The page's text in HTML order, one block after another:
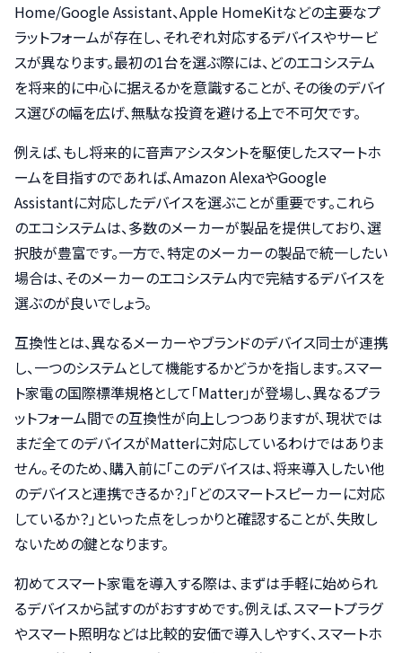
Home/Google Assistant、Apple HomeKitなどの主要なプ
ラットフォームが存在し、それぞれ対応するデバイスやサービ
スが異なります。最初の1台を選ぶ際には、どのエコシステム
を将来的に中心に据えるかを意識することが、その後のデバイ
ス選びの幅を広げ、無駄な投資を避ける上で不可欠です。
例えば、もし将来的に音声アシスタントを駆使したスマートホ
ームを目指すのであれば、Amazon AlexaやGoogle
Assistantに対応したデバイスを選ぶことが重要です。これら
のエコシステムは、多数のメーカーが製品を提供しており、選
択肢が豊富です。一方で、特定のメーカーの製品で統一したい
場合は、そのメーカーのエコシステム内で完結するデバイスを
選ぶのが良いでしょう。
互換性とは、異なるメーカーやブランドのデバイス同士が連携
し、一つのシステムとして機能するかどうかを指します。スマー
ト家電の国際標準規格として「Matter」が登場し、異なるプラ
ットフォーム間での互換性が向上しつつありますが、現状では
まだ全てのデバイスがMatterに対応しているわけではありま
せん。そのため、購入前に「このデバイスは、将来導入したい他
のデバイスと連携できるか？」「どのスマートスピーカーに対応
しているか？」といった点をしっかりと確認することが、失敗し
ないための鍵となります。
初めてスマート家電を導入する際は、まずは手軽に始められ
るデバイスから試すのがおすすめです。例えば、スマートプラグ
やスマート照明などは比較的安価で導入しやすく、スマートホ